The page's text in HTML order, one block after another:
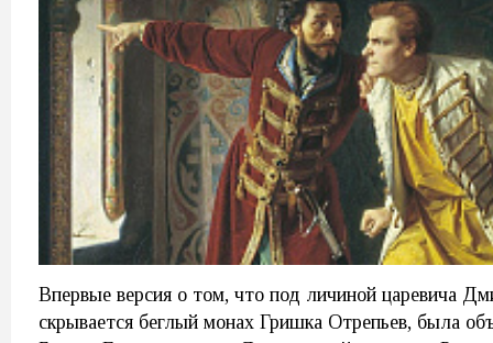
Впервые версия о том, что под личиной царевича
скрывается беглый монах Гришка Отрепьев, была